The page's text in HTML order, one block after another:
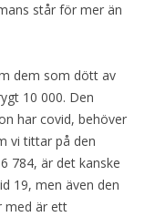
står för mer än
dem som dött av
10 000. Den
har covid, behöver
vi tittar på den
784, är det kanske
19, men även den
med är ett